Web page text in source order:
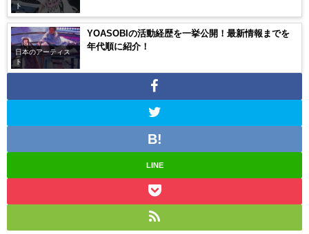
ト
日本のアーティス
ト
YOASOBIの活動経歴を一挙公開！最新情報までを
年代順に紹介！
LINE